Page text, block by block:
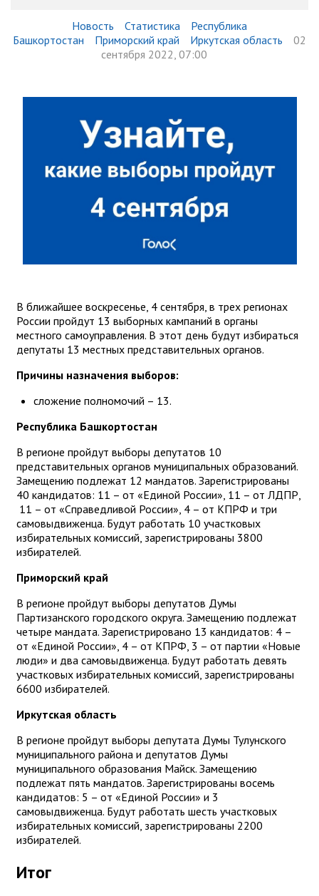
Новость Статистика
Республика
Башкортостан
Приморский край Иркутская область
02
сентября 2022, 07:00
В ближайшее воскресенье, 4 сентября, в трех регионах
России пройдут 13 выборных кампаний в органы
местного самоуправления. В этот день будут избираться
депутаты 13 местных представительных органов.
Причины назначения выборов:
сложение полномочий – 13.
Республика Башкортостан
В регионе пройдут выборы депутатов 10
представительных органов муниципальных образований.
Замещению подлежат 12 мандатов. Зарегистрированы
40 кандидатов: 11 – от «Единой России», 11 – от ЛДПР,
11 – от «Справедливой России», 4 – от КПРФ и три
самовыдвиженца. Будут работать 10 участковых
избирательных комиссий, зарегистрированы 3800
избирателей.
Приморский край
В регионе пройдут выборы депутатов Думы
Партизанского городского округа. Замещению подлежат
четыре мандата. Зарегистрировано 13 кандидатов: 4 –
от «Единой России», 4 – от КПРФ, 3 – от партии «Новые
люди» и два самовыдвиженца. Будут работать девять
участковых избирательных комиссий, зарегистрированы
6600 избирателей.
Иркутская область
В регионе пройдут выборы депутата Думы Тулунского
муниципального района и депутатов Думы
муниципального образования Майск. Замещению
подлежат пять мандатов. Зарегистрированы восемь
кандидатов: 5 – от «Единой России» и 3
самовыдвиженца. Будут работать шесть участковых
избирательных комиссий, зарегистрированы 2200
избирателей.
Итог